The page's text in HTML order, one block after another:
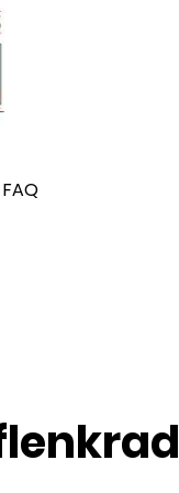
FAQ